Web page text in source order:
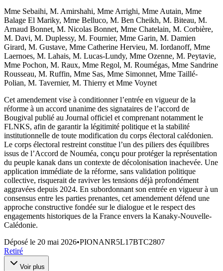
Mme Sebaihi, M. Amirshahi, Mme Arrighi, Mme Autain, Mme
Balage El Mariky, Mme Belluco, M. Ben Cheikh, M. Biteau, M.
Arnaud Bonnet, M. Nicolas Bonnet, Mme Chatelain, M. Corbière,
M. Davi, M. Duplessy, M. Fournier, Mme Garin, M. Damien
Girard, M. Gustave, Mme Catherine Hervieu, M. Iordanoff, Mme
Laernoes, M. Lahais, M. Lucas-Lundy, Mme Ozenne, M. Peytavie,
Mme Pochon, M. Raux, Mme Regol, M. Roumégas, Mme Sandrine
Rousseau, M. Ruffin, Mme Sas, Mme Simonnet, Mme Taillé-
Polian, M. Tavernier, M. Thierry et Mme Voynet
Cet amendement vise à conditionner l’entrée en vigueur de la
réforme à un accord unanime des signataires de l’accord de
Bougival publié au Journal officiel et comprenant notamment le
FLNKS, afin de garantir la légitimité politique et la stabilité
institutionnelle de toute modification du corps électoral calédonien.
Le corps électoral restreint constitue l’un des piliers des équilibres
issus de l’Accord de Nouméa, conçu pour protéger la représentation
du peuple kanak dans un contexte de décolonisation inachevée. Une
application immédiate de la réforme, sans validation politique
collective, risquerait de raviver les tensions déjà profondément
aggravées depuis 2024. En subordonnant son entrée en vigueur à un
consensus entre les parties prenantes, cet amendement défend une
approche constructive fondée sur le dialogue et le respect des
engagements historiques de la France envers la Kanaky-Nouvelle-
Calédonie.
Déposé le 20 mai 2026•PIONANR5L17BTC2807
Retiré
Voir plus